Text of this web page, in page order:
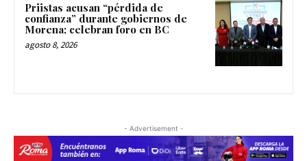
Priistas acusan “pérdida de
confianza” durante gobiernos de
Morena; celebran foro en BC
agosto 8, 2026
- Advertisement -